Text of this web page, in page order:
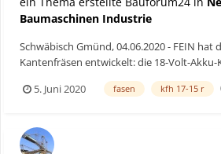
Baumaschinen Industrie
Schwäbisch Gmünd, 04.06.2020 - FEIN
Kantenfräsen entwickelt: die 18-Volt-Akku-
werden vor allem Anwendern die Arbeit
5. Juni 2020 fasen kfh 17-15 r